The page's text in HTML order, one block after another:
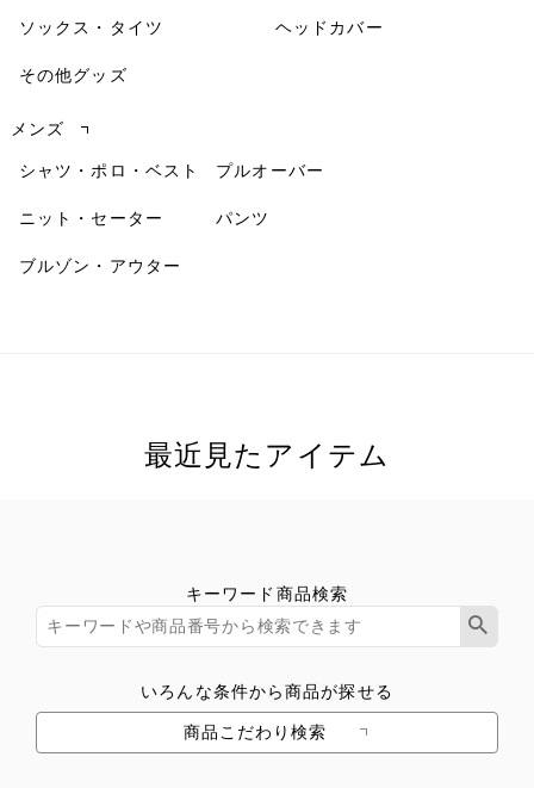
ソックス・タイツ
ヘッドカバー
その他グッズ
メンズ
シャツ・ポロ・ベスト
プルオーバー
ニット・セーター
パンツ
ブルゾン・アウター
最近見たアイテム
キーワード商品検索
いろんな条件から商品が探せる
商品こだわり検索